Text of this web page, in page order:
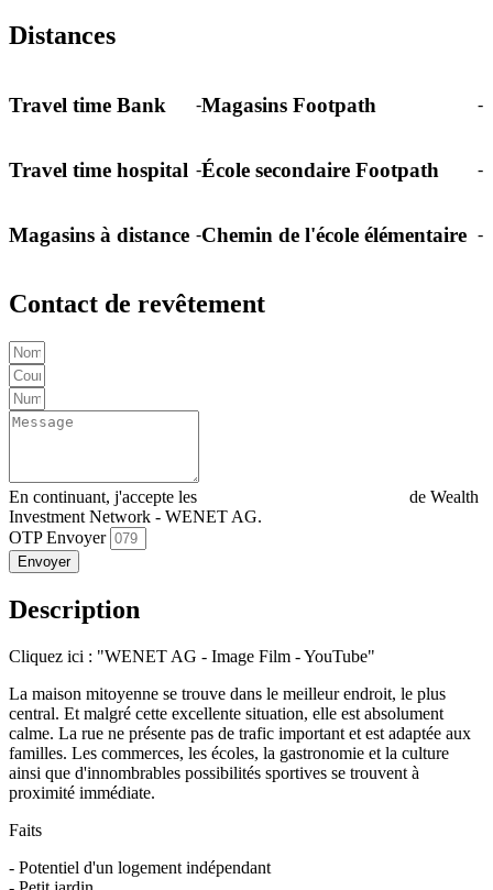
Distances
Travel time Bank -Magasins Footpath -
Travel time hospital -École secondaire Footpath -
Magasins à distance -Chemin de l'école élémentaire -
Contact de revêtement
En continuant, j'accepte les
de Wealth
Investment Network - WENET AG.
OTP Envoyer
Envoyer
Description
Cliquez ici : "WENET AG - Image Film - YouTube"
La maison mitoyenne se trouve dans le meilleur endroit, le plus
central. Et malgré cette excellente situation, elle est absolument
calme. La rue ne présente pas de trafic important et est adaptée aux
familles. Les commerces, les écoles, la gastronomie et la culture
ainsi que d'innombrables possibilités sportives se trouvent à
proximité immédiate.
Faits
- Potentiel d'un logement indépendant